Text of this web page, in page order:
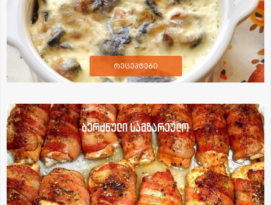
რეცეპტები
ბერძნული სამზარეულო